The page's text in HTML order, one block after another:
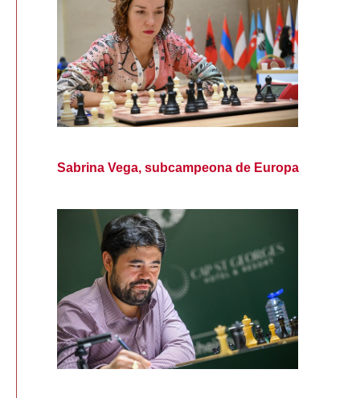
Sabrina Vega, subcampeona de Europa